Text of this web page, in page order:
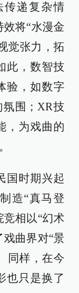
传递复杂情
将“水漫金
觉张力，拓
此，数智技
验，如数字
氛围；XR技
，为戏曲的
国时期兴起
造“真马登
竞相以“幻术
戏曲界对“景
同样，在今
也只是换了